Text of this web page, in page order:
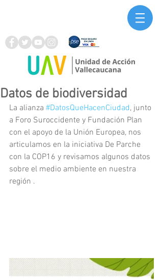
Datos de biodiversidad
La alianza #DatosQueHacenCiudad, junto
a Foro Suroccidente y Fundación Plan
con el apoyo de la Unión Europea, nos
articulamos en la iniciativa De Parche
con la COP16 y revisamos algunos datos
sobre el medio ambiente en nuestra
región .